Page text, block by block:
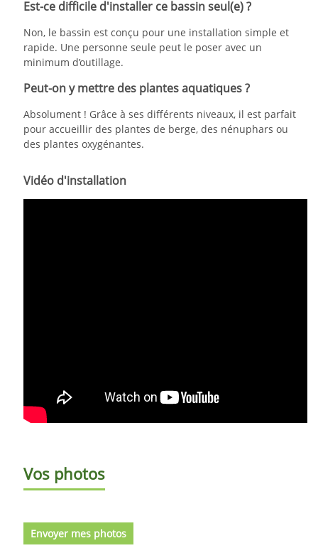
Est-ce difficile d'installer ce bassin seul(e) ?
Non, le bassin est conçu pour une installation simple et
rapide. Une personne seule peut le poser avec un
minimum d’outillage.
Peut-on y mettre des plantes aquatiques ?
Absolument ! Grâce à ses différents niveaux, il est parfait
pour accueillir des plantes de berge, des nénuphars ou
des plantes oxygénantes.
Vidéo d'installation
Vos photos
Envoyer mes photos